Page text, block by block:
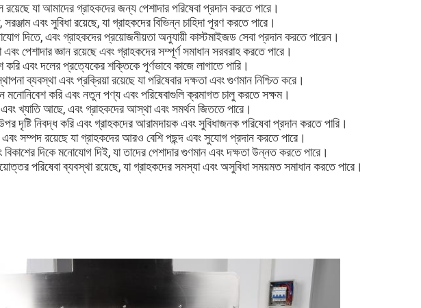
যা আমাদের গ্রাহকদের জন্য পেশাদার পরিষেবা প্রদান করতে পারে।
এবং সুবিধা রয়েছে, যা গ্রাহকদের বিভিন্ন চাহিদা পূরণ করতে পারে।
দিতে, এবং গ্রাহকদের প্রয়োজনীয়তা অনুযায়ী কাস্টমাইজড সেবা প্রদান করতে পারেন।
পেশাদার জ্ঞান রয়েছে এবং গ্রাহকদের সম্পূর্ণ সমাধান সরবরাহ করতে পারে।
এবং দলের প্রত্যেকের শক্তিকে পূর্ণভাবে কাজে লাগাতে পারি।
ব্যবস্থা এবং প্রক্রিয়া রয়েছে যা পরিষেবার দক্ষতা এবং গুণমান নিশ্চিত করে।
করি এবং নতুন পণ্য এবং পরিষেবাগুলি ক্রমাগত চালু করতে সক্ষম।
খ্যাতি আছে, এবং গ্রাহকদের আস্থা এবং সমর্থন জিততে পারে।
দৃষ্টি নিবদ্ধ করি এবং গ্রাহকদের আরামদায়ক এবং সুবিধাজনক পরিষেবা প্রদান করতে পারি।
সম্পদ রয়েছে যা গ্রাহকদের আরও বেশি পছন্দ এবং সুযোগ প্রদান করতে পারে।
বিকাশের দিকে মনোযোগ দিই, যা তাদের পেশাদার গুণমান এবং দক্ষতা উন্নত করতে পারে।
পরিষেবা ব্যবস্থা রয়েছে, যা গ্রাহকদের সমস্যা এবং অসুবিধা সময়মত সমাধান করতে পারে।